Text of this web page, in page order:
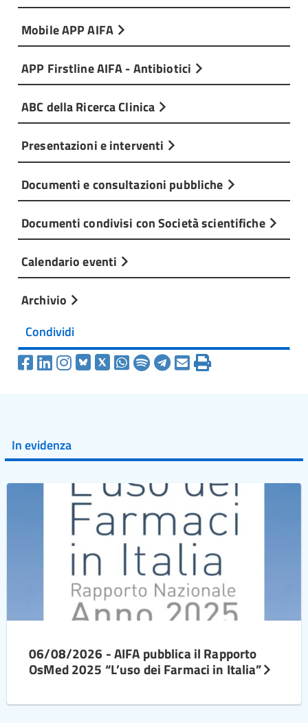
Mobile APP AIFA
APP Firstline AIFA - Antibiotici
ABC della Ricerca Clinica
Presentazioni e interventi
Documenti e consultazioni pubbliche
Documenti condivisi con Società scientifiche
Calendario eventi
Archivio
Condividi
In evidenza
06/08/2026 - AIFA pubblica il Rapporto
OsMed 2025 “L’uso dei Farmaci in Italia”